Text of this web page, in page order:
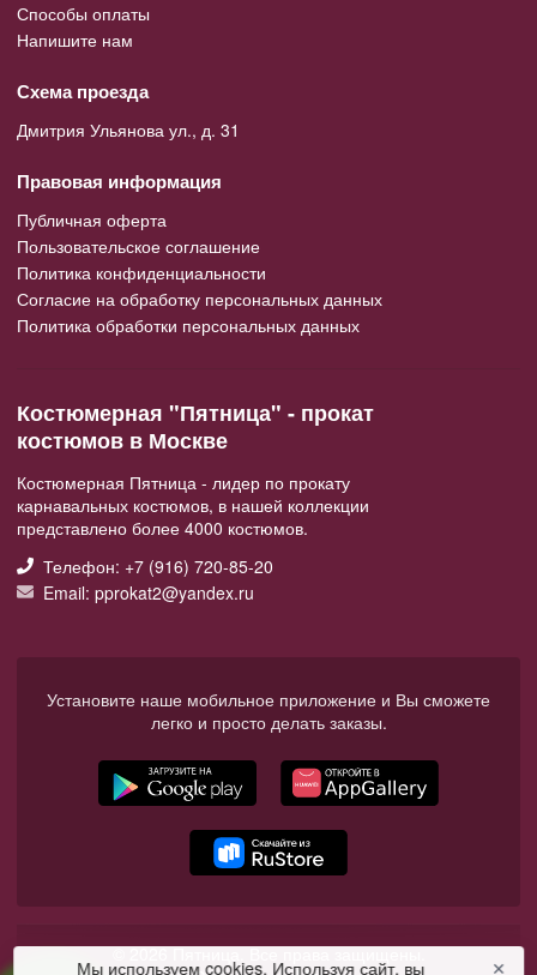
Способы оплаты
Напишите нам
Схема проезда
Дмитрия Ульянова ул., д. 31
Правовая информация
Публичная оферта
Пользовательское соглашение
Политика конфиденциальности
Согласие на обработку персональных данных
Политика обработки персональных данных
Костюмерная "Пятница" - прокат
костюмов в Москве
Костюмерная Пятница - лидер по прокату
карнавальных костюмов, в нашей коллекции
представлено более 4000 костюмов.
Телефон: +7 (916) 720-85-20
Email: pprokat2@yandex.ru
Установите наше мобильное приложение и Вы сможете
легко и просто делать заказы.
© 2026 Пятница. Все права защищены.
Мы используем cookies. Используя сайт, вы ✕